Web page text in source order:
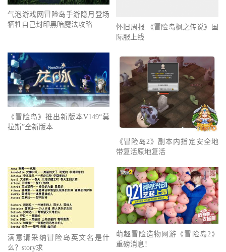
气泡游戏网冒险岛手游隐月登场
牺牲自己封印黑暗魔法攻略
怀旧周报:《冒险岛枫之传说》国
际服上线
《冒险岛》推出新版本V149“莫
拉斯”全新版本
《冒险岛2》副本内指定安全地
带复活原地复活
满意请采纳冒险岛英文名是什
么？story求
萌趣冒险造物网游《冒险岛2》
重磅消息！